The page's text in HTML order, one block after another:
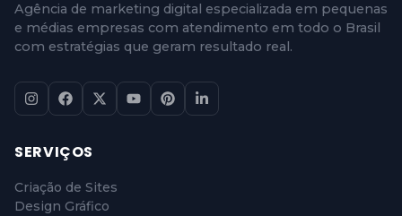
Agência de marketing digital especializada em pequenas
e médias empresas com atendimento em todo o Brasil
com estratégias que geram resultado real.
SERVIÇOS
Criação de Sites
Design Gráfico